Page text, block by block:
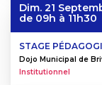
Dim. 21
de 09h à 11h30
STAGE
Dojo Municipal de
Institutionnel